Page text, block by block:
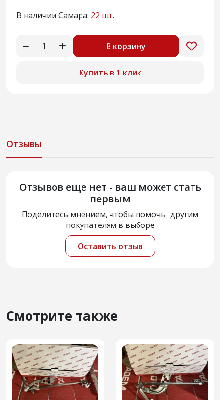
В наличии Самара: 22 шт.
В корзину
Купить в 1 клик
Отзывы
Отзывов еще нет - ваш может стать
первым
Поделитесь мнением, чтобы помочь другим
покупателям в выборе
Оставить отзыв
Смотрите также